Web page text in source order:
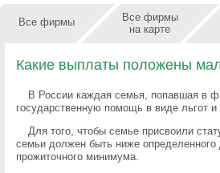
Все фирмы
Все фирмы
на карте
Какие выплаты положены
В России каждая семья, попавшая в
государственную помощь в виде льгот и
Для того, чтобы семье присвоили
семьи должен быть ниже определенного
прожиточного минимума.